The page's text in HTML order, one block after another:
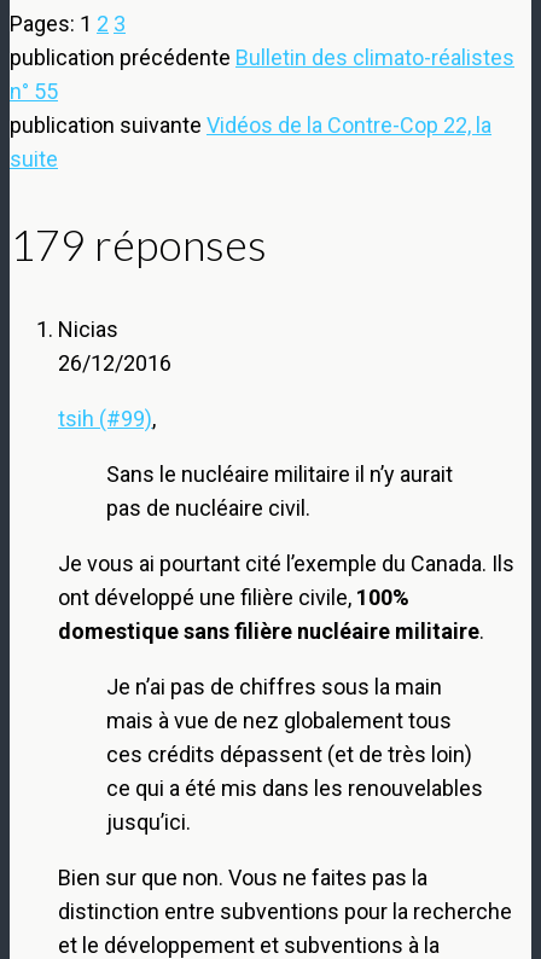
Pages: 1 2 3
publication précédente Bulletin des climato-réalistes
n° 55
publication suivante Vidéos de la Contre-Cop 22, la
suite
179 réponses
Nicias
26/12/2016
tsih (#99),
Sans le nucléaire militaire il n’y aurait
pas de nucléaire civil.
Je vous ai pourtant cité l’exemple du Canada. Ils
ont développé une filière civile, 100%
domestique sans filière nucléaire militaire.
Je n’ai pas de chiffres sous la main
mais à vue de nez globalement tous
ces crédits dépassent (et de très loin)
ce qui a été mis dans les renouvelables
jusqu’ici.
Bien sur que non. Vous ne faites pas la
distinction entre subventions pour la recherche
et le développement et subventions à la